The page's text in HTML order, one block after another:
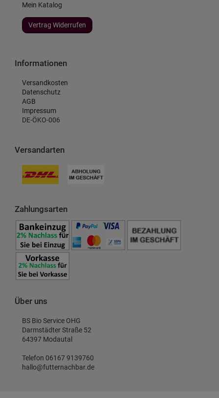
Mein Katalog
Vertrag Widerrufen
Informationen
Versandkosten
Datenschutz
AGB
Impressum
DE-ÖKO-006
Versandarten
Zahlungsarten
Über uns
BS Bio Service OHG
Darmstädter Straße 52
64397 Modautal
Telefon 06167 9139760
hallo@futternachbar.de